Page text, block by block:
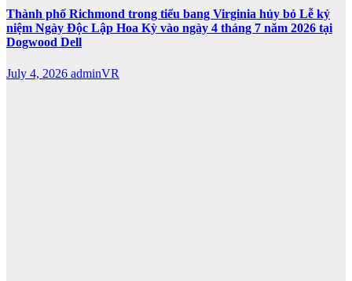
Thành phố Richmond trong tiểu bang Virginia hủy bỏ Lễ kỷ
niệm Ngày Độc Lập Hoa Kỳ vào ngày 4 tháng 7 năm 2026 tại
Dogwood Dell
July 4, 2026 adminVR